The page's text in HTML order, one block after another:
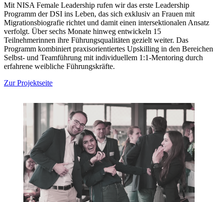
Mit NISA Female Leadership rufen wir das erste Leadership
Programm der DSI ins Leben, das sich exklusiv an Frauen mit
Migrationsbiografie richtet und damit einen intersektionalen Ansatz
verfolgt. Über sechs Monate hinweg entwickeln 15
Teilnehmerinnen ihre Führungsqualitäten gezielt weiter. Das
Programm kombiniert praxisorientiertes Upskilling in den Bereichen
Selbst- und Teamführung mit individuellem 1:1-Mentoring durch
erfahrene weibliche Führungskräfte.
Zur Projektseite